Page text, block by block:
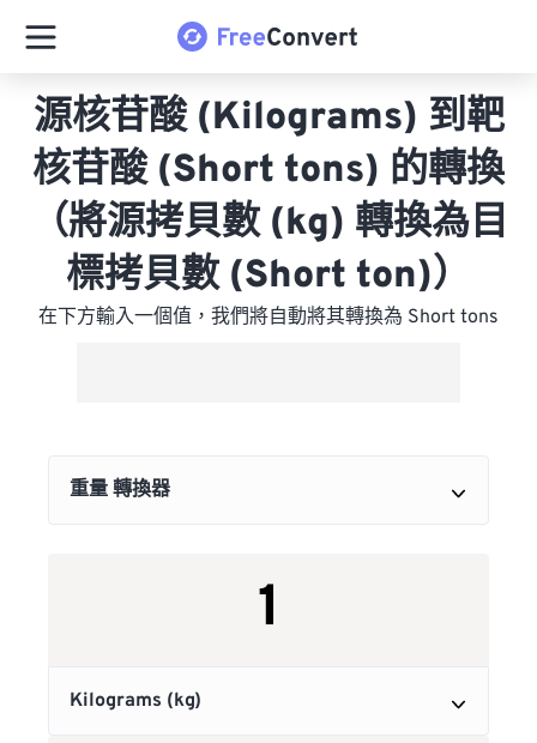
源核苷酸 (Kilograms) 到靶
核苷酸 (Short tons) 的轉換
（將源拷貝數 (kg) 轉換為目
標拷貝數 (Short ton)）
在下方輸入一個值，我們將自動將其轉換為 Short tons